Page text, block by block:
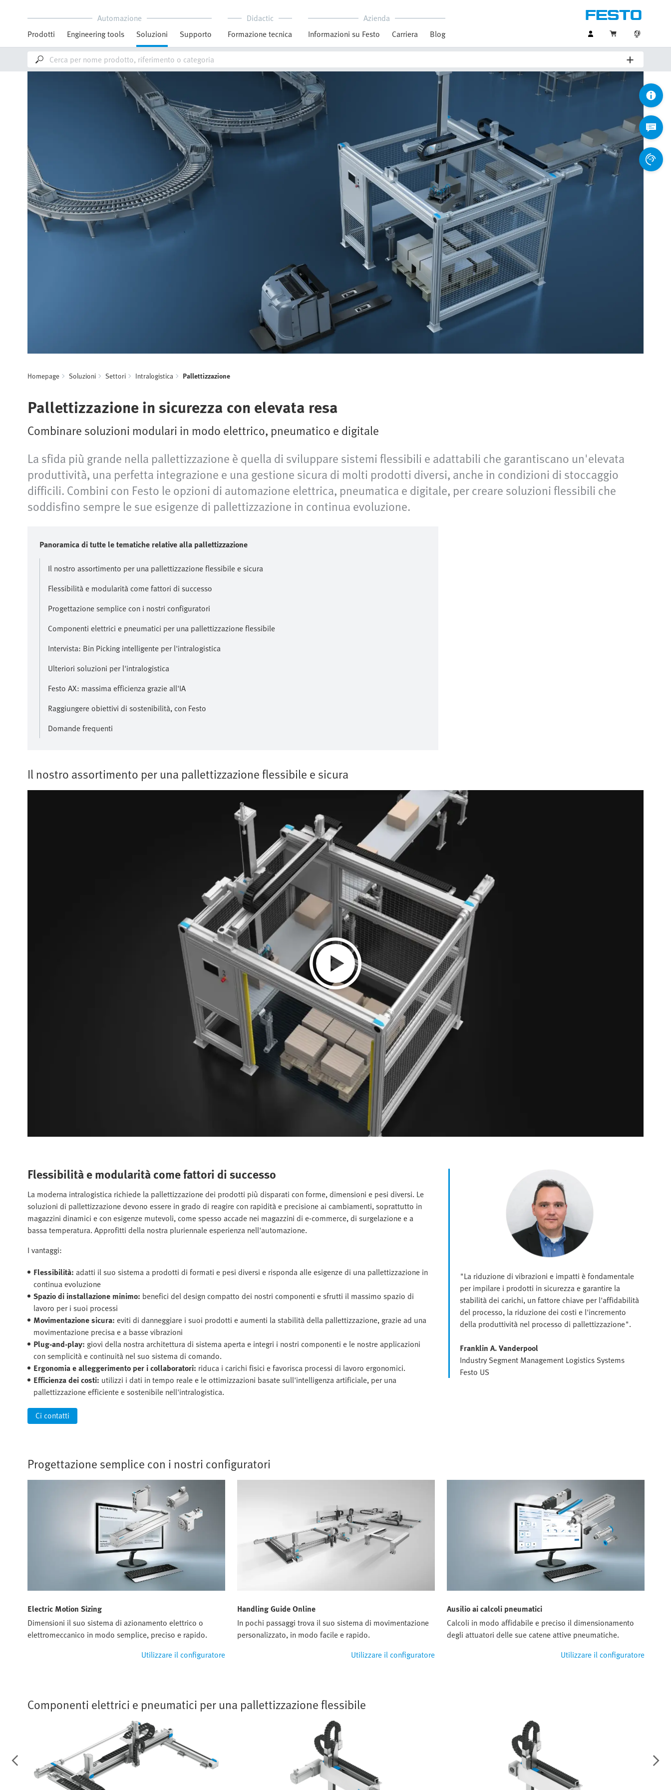
Automazione
Prodotti
Engineering tools Soluzioni Supporto
Didactic
Formazione tecnica
Azienda
Informazioni su Festo
Carriera Blog
Homepage Soluzioni Settori Intralogistica Pallettizzazione
Pallettizzazione in sicurezza con elevata resa
Combinare soluzioni modulari in modo elettrico, pneumatico e digitale
La sfida più grande nella pallettizzazione è quella di sviluppare sistemi flessibili e adattabili che garantiscano un'elevata
produttività, una perfetta integrazione e una gestione sicura di molti prodotti diversi, anche in condizioni di stoccaggio
difficili. Combini con Festo le opzioni di automazione elettrica, pneumatica e digitale, per creare soluzioni flessibili che
soddisfino sempre le sue esigenze di pallettizzazione in continua evoluzione.
Panoramica di tutte le tematiche relative alla pallettizzazione
Il nostro assortimento per una pallettizzazione flessibile e sicura
Flessibilità e modularità come fattori di successo
Progettazione semplice con i nostri configuratori
Componenti elettrici e pneumatici per una pallettizzazione flessibile
Intervista: Bin Picking intelligente per l'intralogistica
Ulteriori soluzioni per l'intralogistica
Festo AX: massima efficienza grazie all'IA
Raggiungere obiettivi di sostenibilità, con Festo
Domande frequenti
Il nostro assortimento per una pallettizzazione flessibile e sicura
Flessibilità e modularità come fattori di successo
La moderna intralogistica richiede la pallettizzazione dei prodotti più disparati con forme, dimensioni e pesi diversi. Le
soluzioni di pallettizzazione devono essere in grado di reagire con rapidità e precisione ai cambiamenti, soprattutto in
magazzini dinamici e con esigenze mutevoli, come spesso accade nei magazzini di e-commerce, di surgelazione e a
bassa temperatura. Approfitti della nostra pluriennale esperienza nell'automazione.
I vantaggi:
Flessibilità: adatti il suo sistema a prodotti di formati e pesi diversi e risponda alle esigenze di una pallettizzazione in
continua evoluzione
Spazio di installazione minimo: benefici del design compatto dei nostri componenti e sfrutti il massimo spazio di
lavoro per i suoi processi
Movimentazione sicura: eviti di danneggiare i suoi prodotti e aumenti la stabilità della pallettizzazione, grazie ad una
movimentazione precisa e a basse vibrazioni
Plug-and-play: giovi della nostra architettura di sistema aperta e integri i nostri componenti e le nostre applicazioni
con semplicità e continuità nel suo sistema di comando.
Ergonomia e alleggerimento per i collaboratori: riduca i carichi fisici e favorisca processi di lavoro ergonomici.
Efficienza dei costi: utilizzi i dati in tempo reale e le ottimizzazioni basate sull'intelligenza artificiale, per una
pallettizzazione efficiente e sostenibile nell'intralogistica.
Ci contatti
"La riduzione di vibrazioni e impatti è fondamentale
per impilare i prodotti in sicurezza e garantire la
stabilità dei carichi, un fattore chiave per l'affidabilità
del processo, la riduzione dei costi e l'incremento
della produttività nel processo di pallettizzazione".
Franklin A. Vanderpool
Industry Segment Management Logistics Systems
Festo US
Progettazione semplice con i nostri configuratori
Electric Motion Sizing
Dimensioni il suo sistema di azionamento elettrico o
elettromeccanico in modo semplice, preciso e rapido.
Utilizzare il configuratore
Handling Guide Online
In pochi passaggi trova il suo sistema di movimentazione
personalizzato, in modo facile e rapido.
Utilizzare il configuratore
Ausilio ai calcoli pneumatici
Calcoli in modo affidabile e preciso il dimensionamento
degli attuatori delle sue catene attive pneumatiche.
Utilizzare il configuratore
Componenti elettrici e pneumatici per una pallettizzazione flessibile